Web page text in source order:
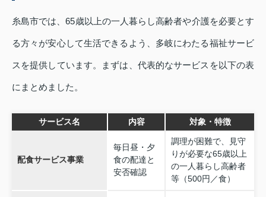
糸島市では、65歳以上の一人暮らし高齢者や介護を必要とす
る方々が安心して生活できるよう、多岐にわたる福祉サービ
スを提供しています。まずは、代表的なサービスを以下の表
にまとめました。
サービス名 内容 対象・特徴
配食サービス事業
毎日昼・夕
食の配達と
安否確認
調理が困難で、見守
りが必要な65歳以上
の一人暮らし高齢者
等（500円／食）